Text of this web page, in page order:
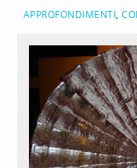
APPROFONDIMENTI,